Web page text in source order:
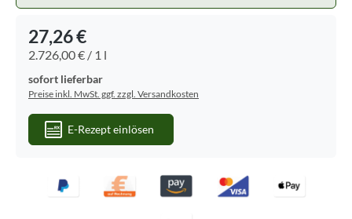
27,26 €
2.726,00 € / 1 l
sofort lieferbar
Preise inkl. MwSt. ggf. zzgl. Versandkosten
E-Rezept einlösen